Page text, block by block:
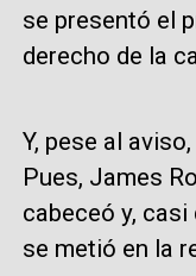
se presentó el
derecho de la
Y, pese al
Pues, James
cabeceó y,
se metió en la